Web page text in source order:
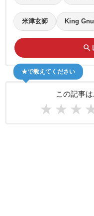
米津玄師 King Gnu
search
この記事
★ ★ ★
★で教えてください